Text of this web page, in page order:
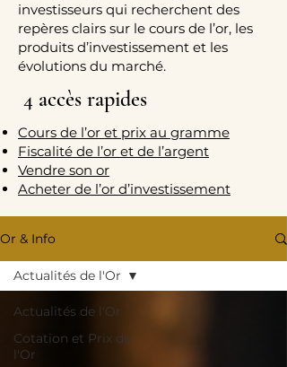
investisseurs qui recherchent des
repères clairs sur le cours de l’or, les
produits d’investissement et les
évolutions du marché.
4 accès rapides
Cours de l’or et prix au gramme
Fiscalité de l’or et de l’argent
Vendre son or
Acheter de l’or d’investissement
Or & Info
Actualités de l'Or
Cotation et Prix de
l'Or
Actualités de l'Or